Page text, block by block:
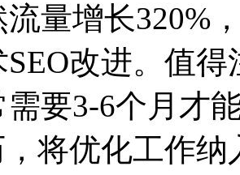
流量增长320%
SEO改进。值
要3-6个月才
，将优化工作